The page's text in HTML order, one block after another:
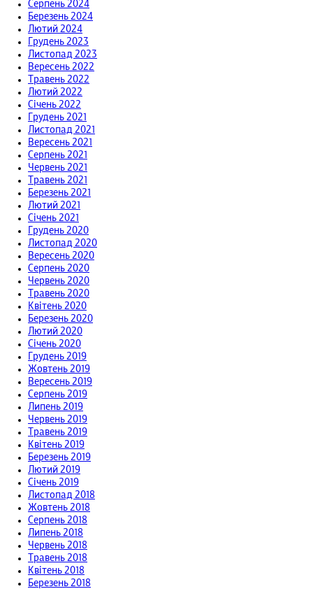
Серпень 2024
Березень 2024
Лютий 2024
Грудень 2023
Листопад 2023
Вересень 2022
Травень 2022
Лютий 2022
Січень 2022
Грудень 2021
Листопад 2021
Вересень 2021
Серпень 2021
Червень 2021
Травень 2021
Березень 2021
Лютий 2021
Січень 2021
Грудень 2020
Листопад 2020
Вересень 2020
Серпень 2020
Червень 2020
Травень 2020
Квітень 2020
Березень 2020
Лютий 2020
Січень 2020
Грудень 2019
Жовтень 2019
Вересень 2019
Серпень 2019
Липень 2019
Червень 2019
Травень 2019
Квітень 2019
Березень 2019
Лютий 2019
Січень 2019
Листопад 2018
Жовтень 2018
Серпень 2018
Липень 2018
Червень 2018
Травень 2018
Квітень 2018
Березень 2018